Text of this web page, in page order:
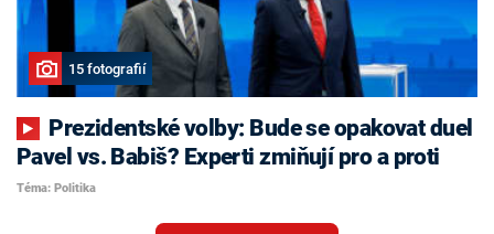
15 fotografií
Pavel vs. Babiš? Experti zmiňují pro a proti
Téma: Politika